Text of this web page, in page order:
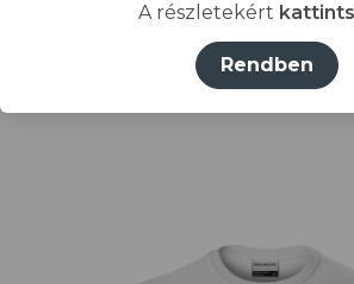
póló, ing, blúz
RIMECK® Póló férfi fehér 00
A részletekért
Rendben